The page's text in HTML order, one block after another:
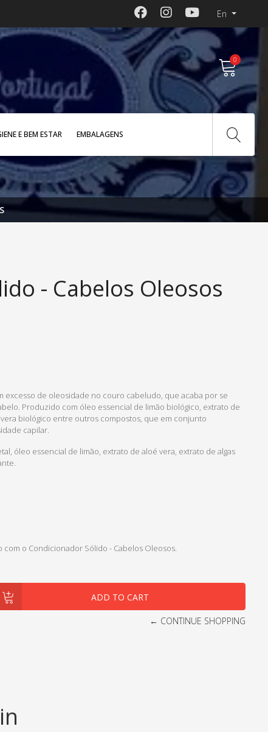
En
0
E BEM ESTAR EMBALAGENS
- Cabelos Oleosos
excesso de oleosidade no couro cabeludo, que acaba por se
Produzido com óleo essencial de limão biológico, extrato de
biológico entre outros compostos, que em conjunto
capilar.
óleo essencial de limão, extrato de aloé vera, extrato de algas
o Condicionador Sólido - Cabelos Oleosos.
← CONTINUE SHOPPING